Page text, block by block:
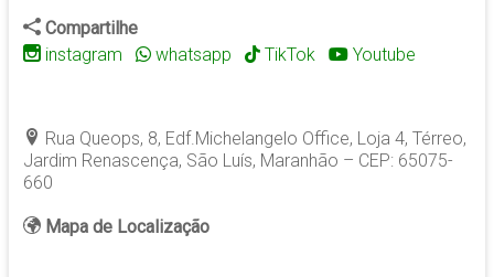
Compartilhe
instagram
whatsapp TikTok Youtube
Rua Queops, 8, Edf.Michelangelo Office, Loja 4, Térreo,
Jardim Renascença, São Luís, Maranhão – CEP: 65075-
660
Mapa de Localização